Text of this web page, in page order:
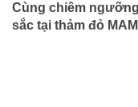
Cùng chiêm
sắc tại thảm đỏ